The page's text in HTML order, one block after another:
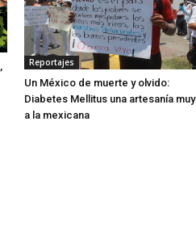
Reportajes
Un México de muerte y olvido:
Diabetes Mellitus una artesanía muy
a la mexicana